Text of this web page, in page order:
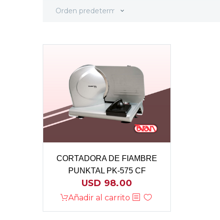
Orden predeterminado
CORTADORA DE FIAMBRE
PUNKTAL PK-575 CF
USD 98.00
Añadir al carrito